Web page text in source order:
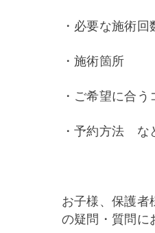
・必要な施術
・施術箇所
・ご希望に合う
・予約方法 な
お子様、保護者
の疑問・質問に